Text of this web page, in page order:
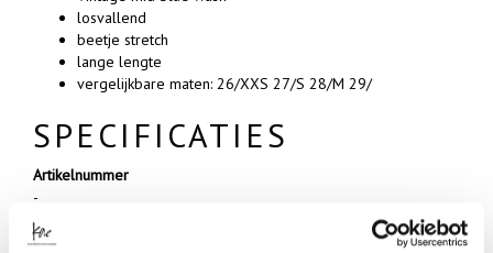
losvallend
beetje stretch
lange lengte
vergelijkbare maten: 26/XXS 27/S 28/M 29/
SPECIFICATIES
Artikelnummer
-
Merk
GESTUZ